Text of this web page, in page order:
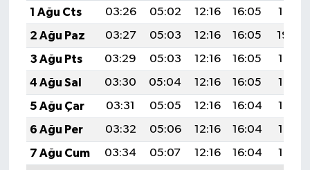
1 Ağu Cts
03:26 05:02 12:16 16:05
19:21
2 Ağu Paz
03:27 05:03 12:16 16:05
19:20
3 Ağu Pts
03:29 05:03 12:16 16:05
19:19
4 Ağu Sal
03:30 05:04 12:16 16:05
19:18
5 Ağu Çar
03:31 05:05 12:16 16:04
19:17
6 Ağu Per
03:32 05:06 12:16 16:04
19:16
7 Ağu Cum
03:34 05:07 12:16 16:04
19:15